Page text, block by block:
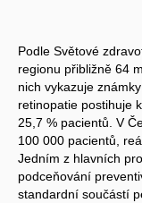
Podle Světové
regionu přibližně 64
nich vykazuje
retinopatie postihuje
25,7 % pacientů. V
100 000 pacientů,
Jedním z hlavních
podceňování
standardní součástí